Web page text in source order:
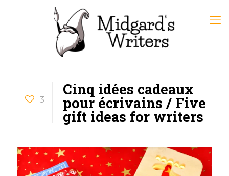
3
Cinq idées cadeaux
pour écrivains / Five
gift ideas for writers